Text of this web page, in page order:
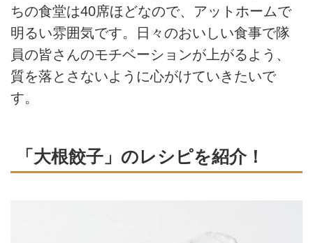
ちの食堂は40席ほどなので、アットホームで
明るい雰囲気です。日々のおいしい食事で隊
員の皆さんのモチベーションが上がるよう、
質を落とさないように心がけていきたいで
す。
「大根餃子」のレシピを紹介！